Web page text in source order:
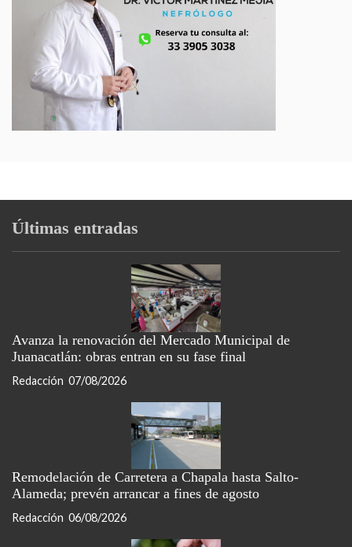
Últimas entradas
Avanza la renovación del Mercado Municipal de
Juanacatlán: obras entran en su fase final
Redacción 07/08/2026
Remodelación de Carretera a Chapala hasta Salto-
Alameda; prevén arrancar a fines de agosto
Redacción 06/08/2026